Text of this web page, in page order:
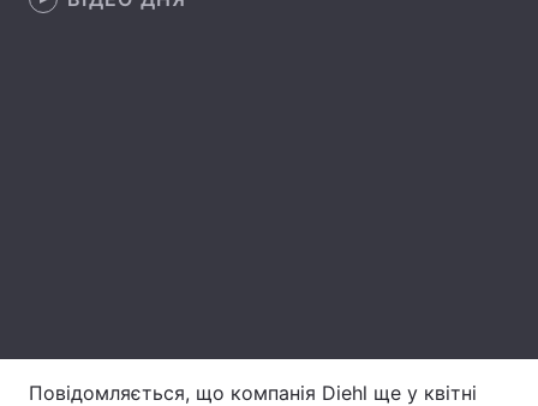
Повідомляється, що компанія Diehl ще у квітні